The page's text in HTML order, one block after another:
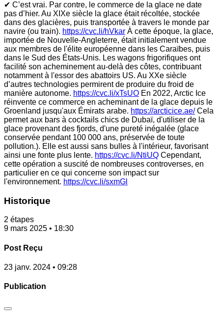
✔ C’est vrai. Par contre, le commerce de la glace ne date
pas d’hier. Au XIXe siècle la glace était récoltée, stockée
dans des glacières, puis transportée à travers le monde par
navire (ou train). https://cvc.li/hVkar À cette époque, la glace,
importée de Nouvelle-Angleterre, était initialement vendue
aux membres de l'élite européenne dans les Caraïbes, puis
dans le Sud des États-Unis. Les wagons frigorifiques ont
facilité son acheminement au-delà des côtes, contribuant
notamment à l'essor des abattoirs US. Au XXe siècle
d’autres technologies permirent de produire du froid de
manière autonome. https://cvc.li/xTsUO En 2022, Arctic Ice
réinvente ce commerce en acheminant de la glace depuis le
Groenland jusqu'aux Émirats arabe. https://arcticice.ae/Cela
permet aux bars à cocktails chics de Dubaï, d'utiliser de la
glace provenant des fjords, d'une pureté inégalée (glace
conservée pendant 100 000 ans, préservée de toute
pollution.). Elle est aussi sans bulles à l'intérieur, favorisant
ainsi une fonte plus lente. https://cvc.li/NtiUQ Cependant,
cette opération a suscité de nombreuses controverses, en
particulier en ce qui concerne son impact sur
l'environnement. https://cvc.li/sxmGl
Historique
2 étapes
9 mars 2025 • 18:30
Post Reçu
23 janv. 2024 • 09:28
Publication